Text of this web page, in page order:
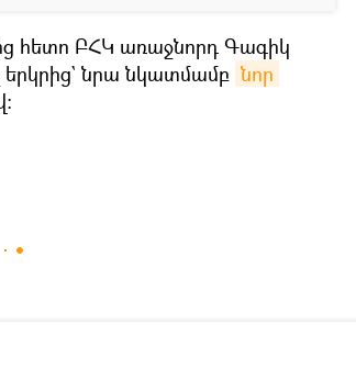
հետո ԲՀԿ առաջնորդ Գագիկ
երկրից` նրա նկատմամբ նոր